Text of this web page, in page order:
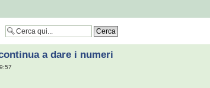
a dare i numeri